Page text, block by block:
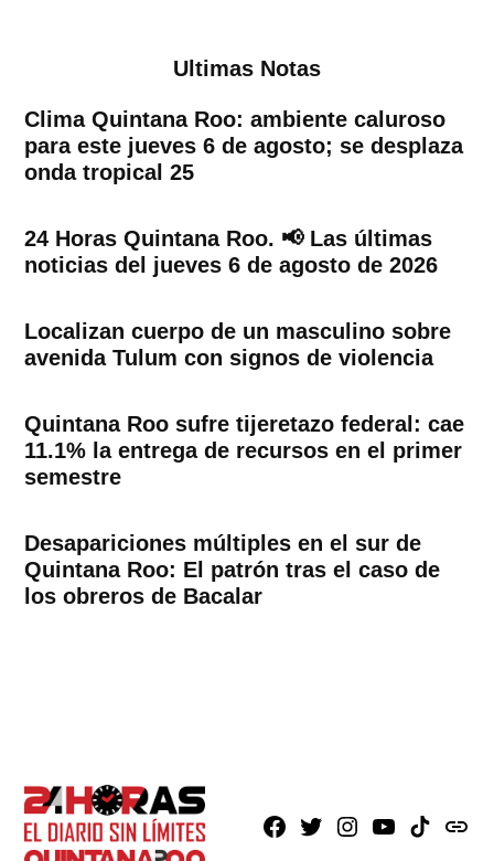
Ultimas Notas
Clima Quintana Roo: ambiente caluroso
para este jueves 6 de agosto; se desplaza
onda tropical 25
24 Horas Quintana Roo. 📢 Las últimas
noticias del jueves 6 de agosto de 2026
Localizan cuerpo de un masculino sobre
avenida Tulum con signos de violencia
Quintana Roo sufre tijeretazo federal: cae
11.1% la entrega de recursos en el primer
semestre
Desapariciones múltiples en el sur de
Quintana Roo: El patrón tras el caso de
los obreros de Bacalar
Facebook
X Instagram
YoutubeTikTokissuu